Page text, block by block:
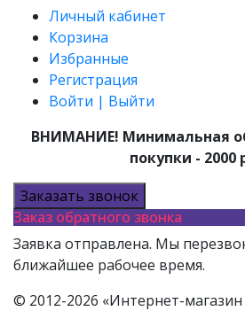
Личный кабинет
Корзина
Избранные
Регистрация
Войти | Выйти
ВНИМАНИЕ! Минимальная
покупки - 2000
Заказать звонок
Заказ обратного звонка
Заявка отправлена. Мы
ближайшее рабочее время.
© 2012-2026 «Интернет-